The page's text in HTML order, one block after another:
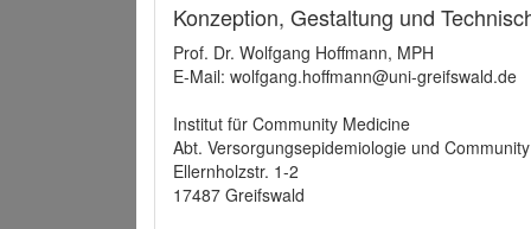
Konzeption, Gestaltung und
Prof. Dr. Wolfgang Hoffmann, MPH
E-Mail: wolfgang.hoffmann@uni-greifswald.de
Institut für Community Medicine
Abt. Versorgungsepidemiologie und
Ellernholzstr. 1-2
17487 Greifswald